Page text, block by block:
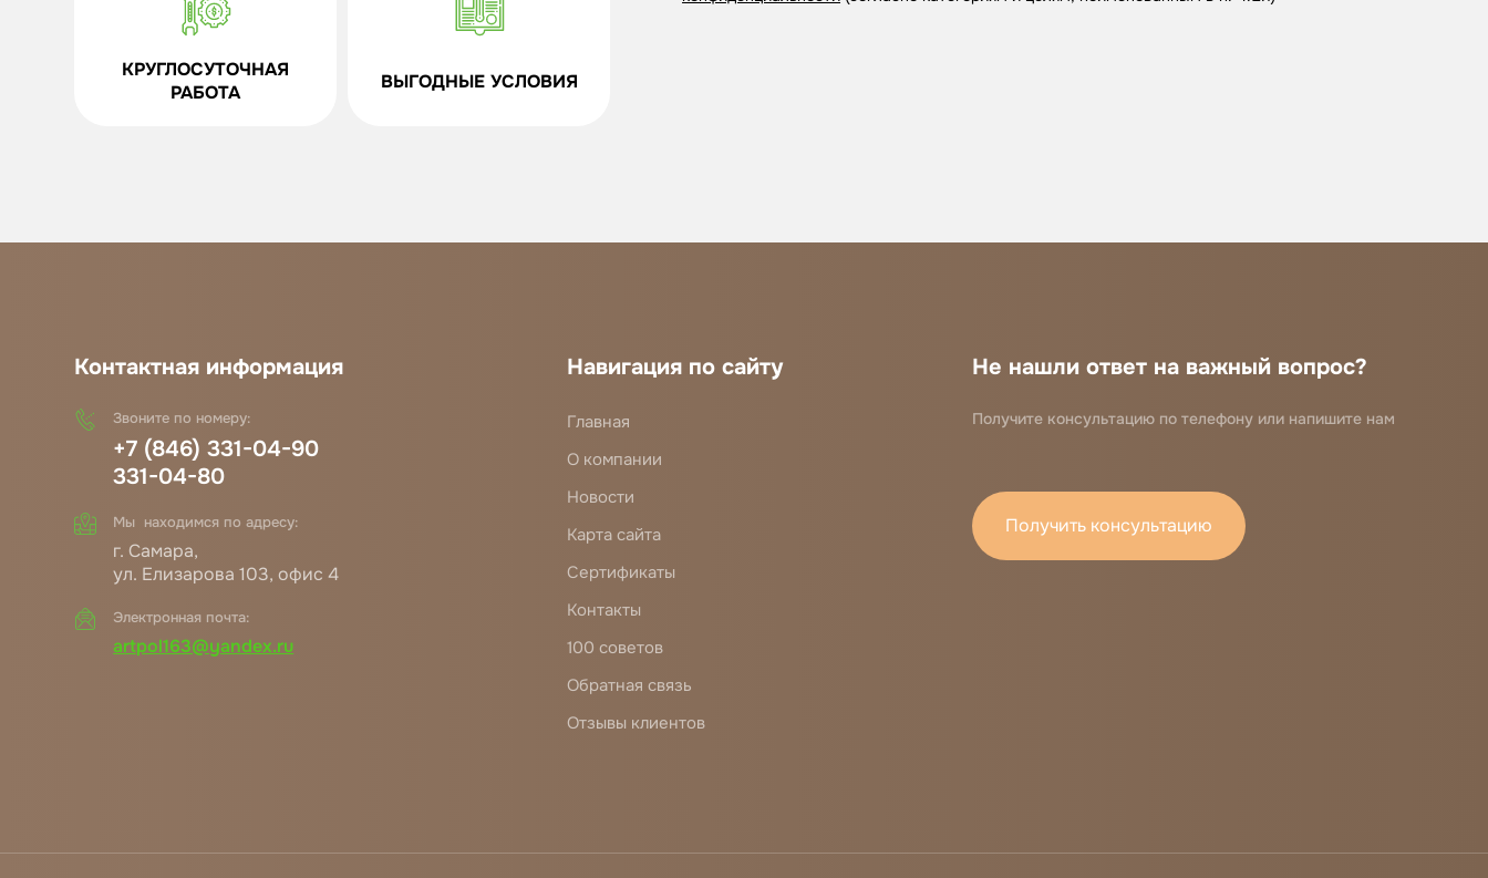
КРУГЛОСУТОЧНАЯ
РАБОТА
ВЫГОДНЫЕ УСЛОВИЯ
Контактная информация
Звоните по номеру:
+7 (846) 331-04-90
331-04-80
Мы находимся по адресу:
г. Самара,
ул. Елизарова 103, офис 4
Электронная почта:
artpol163@yandex.ru
Не нашли ответ на важный вопрос?
Получите консультацию по телефону или напишите нам
Получить консультацию
Навигация по сайту
Главная
О компании
Новости
Карта сайта
Сертификаты
Контакты
100 советов
Обратная связь
Отзывы клиентов